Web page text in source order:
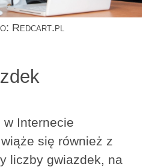
Redcart.pl
Internecie
się również z
liczby gwiazdek, na